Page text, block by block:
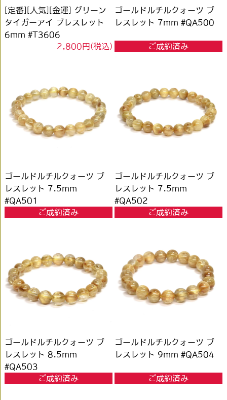
[定番][人気][金運] グリーン
タイガーアイ ブレスレット
6mm #T3606
2,800円(税込)
ゴールドルチルクォーツ ブ
レスレット 7mm #QA500
ご成約済み
ゴールドルチルクォーツ ブ
レスレット 7.5mm
#QA501
ご成約済み
ゴールドルチルクォーツ ブ
レスレット 7.5mm
#QA502
ご成約済み
ゴールドルチルクォーツ ブ
レスレット 8.5mm
#QA503
ご成約済み
ゴールドルチルクォーツ ブ
レスレット 9mm #QA504
ご成約済み